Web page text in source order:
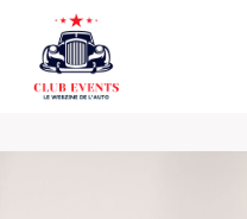
content